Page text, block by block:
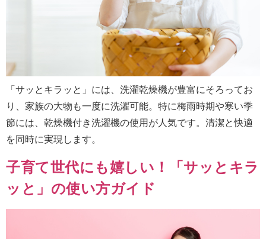
「サッとキラッと」には、洗濯乾燥機が豊富にそろってお
り、家族の大物も一度に洗濯可能。特に梅雨時期や寒い季
節には、乾燥機付き洗濯機の使用が人気です。清潔と快適
を同時に実現します。
子育て世代にも嬉しい！「サッとキラ
ッと」の使い方ガイド